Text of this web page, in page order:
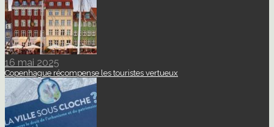
16 mai 2025
Copenhague récompense les touristes vertueux